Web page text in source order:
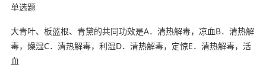
单选题
大青叶、板蓝根、青黛的共同功效是A．清热解毒，凉血B．清热解
毒，燥湿C．清热解毒，利湿D．清热解毒，定惊E．清热解毒，活
血